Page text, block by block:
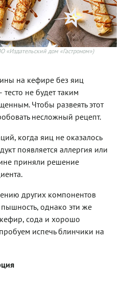
«Издательский дом «Гастроном»)
на кефире без яиц
не будет таким
Чтобы развеять этот
несложный рецепт.
когда яиц не оказалось
появляется аллергия или
приняли решение
других компонентов
пышность, однако эти же
сода и хорошо
испечь блинчики на